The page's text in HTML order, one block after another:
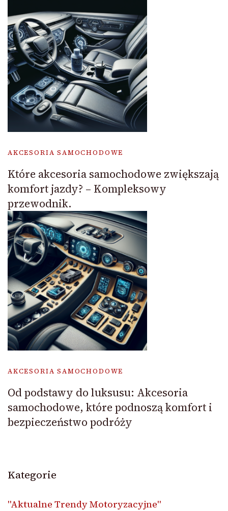
AKCESORIA SAMOCHODOWE
Które akcesoria samochodowe zwiększają
komfort jazdy? – Kompleksowy
przewodnik.
AKCESORIA SAMOCHODOWE
Od podstawy do luksusu: Akcesoria
samochodowe, które podnoszą komfort i
bezpieczeństwo podróży
Kategorie
"Aktualne Trendy Motoryzacyjne"